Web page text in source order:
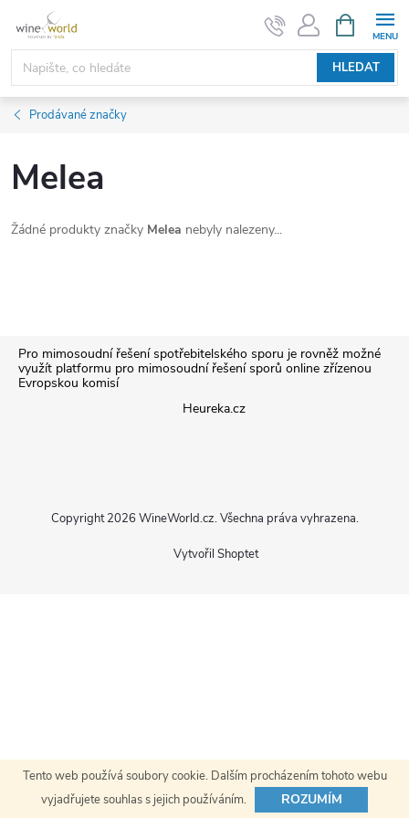
Tento web používá soubory cookie. Dalším procházením tohoto webu
vyjadřujete souhlas s jejich používáním.
ROZUMÍM
obsah
HLEDAT
NÁKUPNÍ
KOŠÍK
Prodávané značky
Melea
Žádné produkty značky Melea nebyly nalezeny...
ZPro mimosoudní řešení spotřebitelského sporu je rovněž možné
využít platformu pro mimosoudní řešení sporů online zřízenou
Evropskou komisí
Heureka.cz
Vytvořil Shoptet
Copyright 2026 WineWorld.cz. Všechna práva vyhrazena.